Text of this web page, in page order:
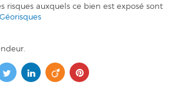
risques auxquels ce bien est exposé sont
Géorisques